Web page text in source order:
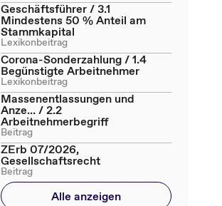
Geschäftsführer / 3.1
Mindestens 50 % Anteil am
Stammkapital
Lexikonbeitrag
Corona-Sonderzahlung / 1.4
Begünstigte Arbeitnehmer
Lexikonbeitrag
Massenentlassungen und
Anze... / 2.2
Arbeitnehmerbegriff
Beitrag
ZErb 07/2026,
Gesellschaftsrecht
Beitrag
Alle anzeigen